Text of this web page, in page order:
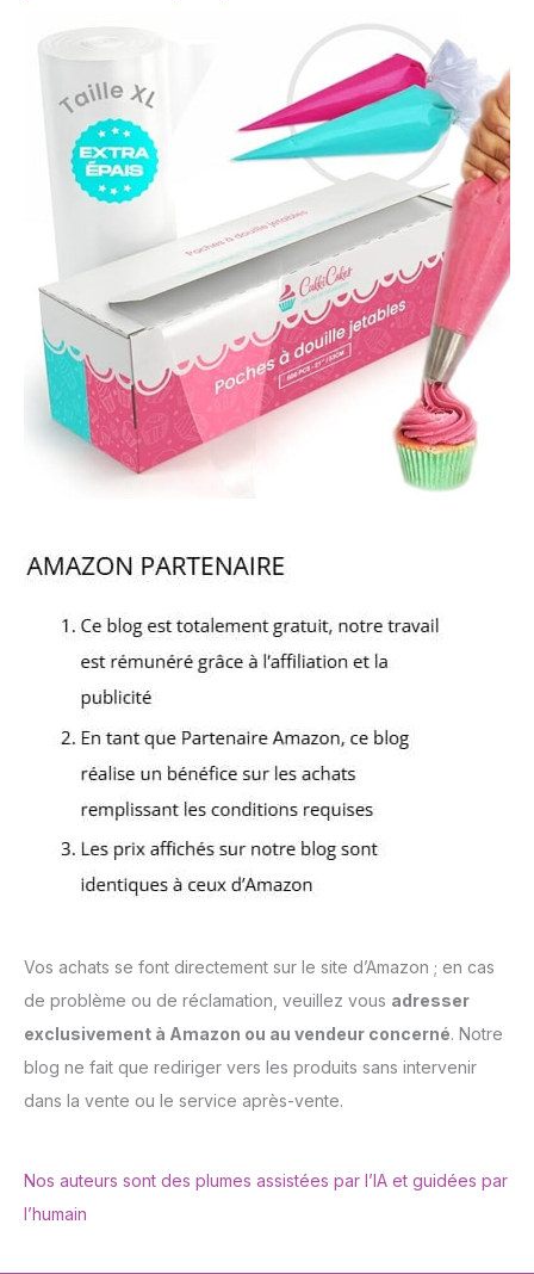
Vos achats se font directement sur le site d’Amazon ; en cas
de problème ou de réclamation, veuillez vous adresser
exclusivement à Amazon ou au vendeur concerné. Notre
blog ne fait que rediriger vers les produits sans intervenir
dans la vente ou le service après-vente.
Nos auteurs sont des plumes assistées par l’IA et guidées par
l’humain